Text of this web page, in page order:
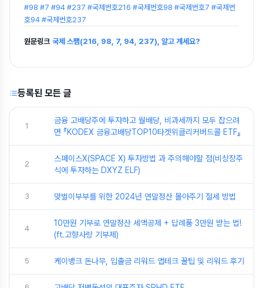
#98 #7 #94 #237 #국제번호216 #국제번호98 #국제번호7 #국제번
호94 #국제번호237
원문링크 국제 스팸(216, 98, 7, 94, 237), 알고 계세요?
등록된 모든 글
1
금융 고배당주에 투자하고 월배당, 비과세까지 모두 잡으려
면 『KODEX 금융고배당TOP10타겟위클리커버드콜 ETF』
2
스페이스X(SPACE X) 투자방법 과 주의해야할 점(비상장주
식에 투자하는 DXYZ ELF)
3 맞벌이부부를 위한 2024년 연말정산 몰아주기 절세 방법
4
10만원 기부로 연말정산 세액공제 + 답례품 3만원 받는 법!
(ft.고향사랑 기부제)
5 케이뱅크 돈나무, 입출금 리워드 앱테크 꿀팁 및 리워드 후기